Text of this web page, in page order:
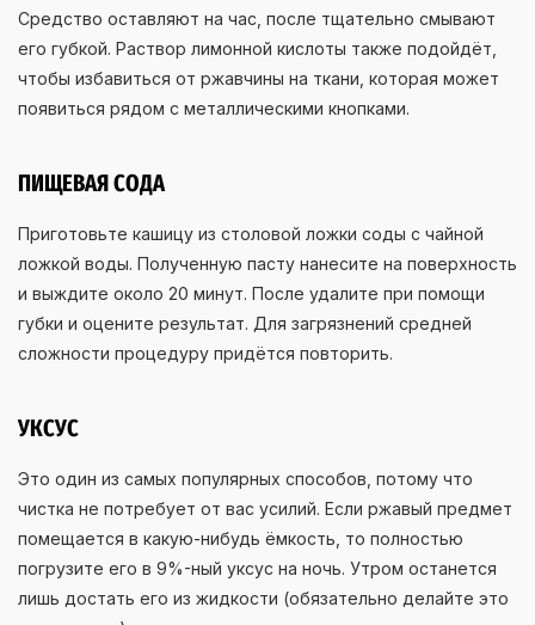
Средство оставляют на час, после тщательно смывают
его губкой. Раствор лимонной кислоты также подойдёт,
чтобы избавиться от ржавчины на ткани, которая может
появиться рядом с металлическими кнопками.
ПИЩЕВАЯ СОДА
Приготовьте кашицу из столовой ложки соды с чайной
ложкой воды. Полученную пасту нанесите на поверхность
и выждите около 20 минут. После удалите при помощи
губки и оцените результат. Для загрязнений средней
сложности процедуру придётся повторить.
УКСУС
Это один из самых популярных способов, потому что
чистка не потребует от вас усилий. Если ржавый предмет
помещается в какую-нибудь ёмкость, то полностью
погрузите его в 9%-ный уксус на ночь. Утром останется
лишь достать его из жидкости (обязательно делайте это